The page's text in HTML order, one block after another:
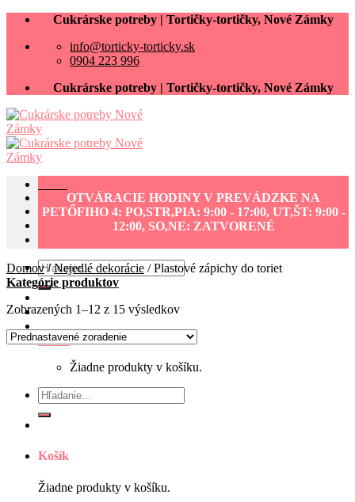
Skip
content
Cukrárske potreby | Tortičky-tortičky, Nové Zámky
info@torticky-torticky.sk
0904 223 996
Cukrárske potreby | Tortičky-tortičky, Nové Zámky
Cukrárske potreby eshop
Darčekové poukážky
Hľadať:
0.00€
Žiadne produkty v košíku.
Hľadať:
Košík
Žiadne produkty v košíku.
OTVÁRACIE HODINY V PREVÁDZKE NA
PETŐFIHO 4: PO,STR,PIA: 9:00 - 17:00, UT,ŠT: 9:00 -
12:00, SO,NE: ZATVORENÉ
Domov / Nejedlé dekorácie /Plastové zápichy do toriet
Kategórie produktov
Zobrazených 1–12 z 15 výsledkov